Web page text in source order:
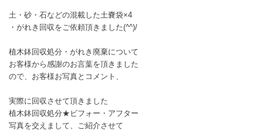
土・砂・石などの混載した土嚢袋×4
・がれき回収をご依頼頂きました(^^)/
植木鉢回収処分・がれき廃棄について
お客様から感謝のお言葉を頂きました
ので、お客様お写真とコメント、
実際に回収させて頂きました
植木鉢回収処分★ビフォー・アフター
写真を交えまして、ご紹介させて